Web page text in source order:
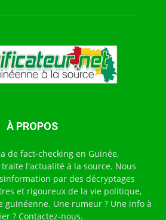
À PROPOS
de fact-checking en Guinée,
l'actualité à la source. Nous
par des décryptages
et rigoureux de la vie politique,
guinéenne. Une rumeur ? Une info à
? Contactez-nous.